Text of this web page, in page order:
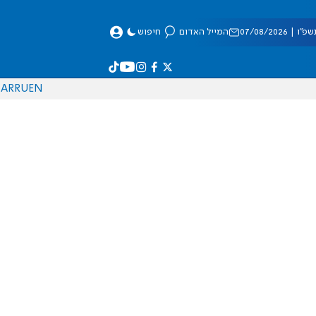
08/2026 המייל האדום חיפוש
EN
RU
AR